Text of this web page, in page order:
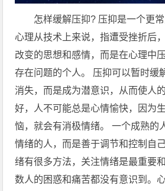
怎样缓解压抑? 压抑是一个更
心理从技术上来说，指遭受挫折后
改变的思想和感情，而是在心理中
存在问题的个人。 压抑可以暂时缓
消失，而是成为潜意识，从而使人
好，人不可能总是心情愉快，因为
恼，就会有消极情绪。 一个成熟的
情绪的人，而是善于调节和控制自
绪有很多方法，关注情绪是最重要
数人的困惑和痛苦都没有意识到。